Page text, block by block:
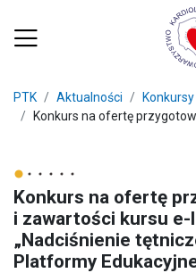
PTK Aktualności
Konkurs na ofertę
Konkurs na ofertę
i zawartości kursu
„Nadciśnienie
Platformy